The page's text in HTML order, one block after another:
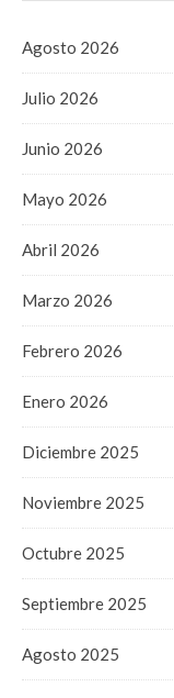
Agosto 2026
Julio 2026
Junio 2026
Mayo 2026
Abril 2026
Marzo 2026
Febrero 2026
Enero 2026
Diciembre 2025
Noviembre 2025
Octubre 2025
Septiembre 2025
Agosto 2025